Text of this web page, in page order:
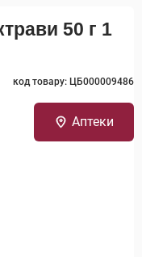
50 г 1
код товару: ЦБ000009486
Аптеки